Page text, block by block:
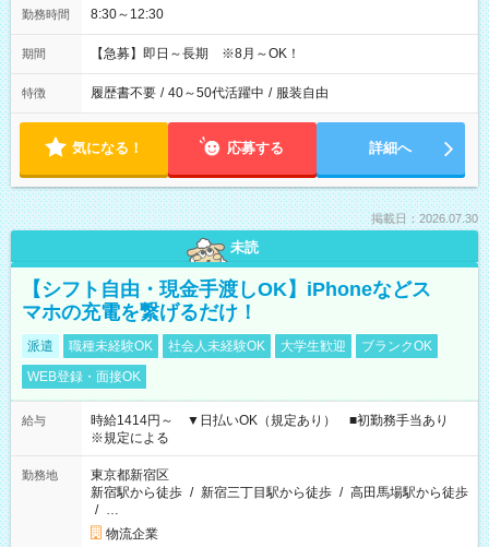
勤務時間 8:30～12:30
期間 【急募】即日～長期 ※8月～OK！
特徴 履歴書不要 / 40～50代活躍中 / 服装自由
気になる！ 応募する 詳細へ
掲載日：2026.07.30
未読
【シフト自由・現金手渡しOK】iPhoneなどス
マホの充電を繋げるだけ！
派遣 職種未経験OK 社会人未経験OK 大学生歓迎
ブランクOK
WEB登録・面接OK
給与
時給1414円～ ▼日払いOK（規定あり） ■初勤務手当あり
※規定による
勤務地
東京都新宿区
新宿駅から徒歩 / 新宿三丁目駅から徒歩 / 高田馬場駅から徒歩
/ …
物流企業